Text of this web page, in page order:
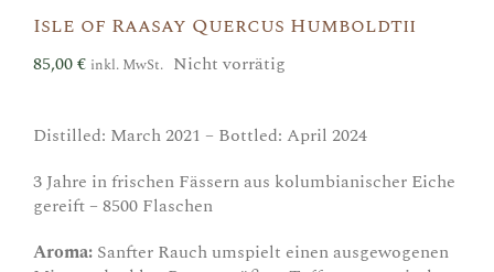
Isle of Raasay Quercus Humboldtii
85,00€ inkl. MwSt. Nicht vorrätig
Distilled: March 2021 – Bottled: April 2024
3 Jahre in frischen Fässern aus kolumbianischer Eiche
gereift – 8500 Flaschen
Aroma: Sanfter Rauch umspielt einen ausgewogenen